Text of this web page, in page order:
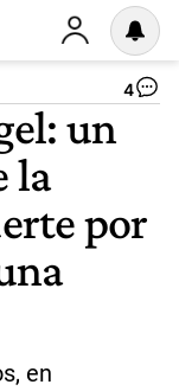
4
un
la
por
en